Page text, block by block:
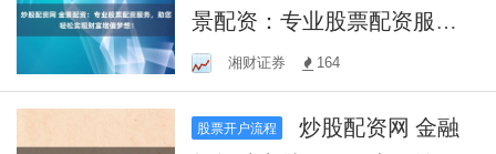
景配资：专业股票配资服
务，助您轻松实现财富增值
梦想！
湘财证券 164
股票开户流程
炒股配资网 金融